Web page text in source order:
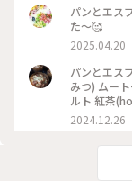
パンとエス
た〜🥰
2025.04.20
パンとエス
みつ) ムー
ルト 紅茶
ンとエスプ
相変わらず
ューの バ
いの ムー
ターがト
2024.12.26